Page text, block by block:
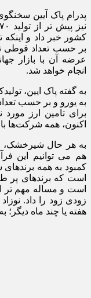
پدرام پاک آیین
کشور خبر داد و
بر حسب تعداد قوطی
عرضه آن با بازار
انجام خواهد شد.
به گفته پاک ایین،
به یورو و بر حسب
برای تامین ارز
اکنون، همه شرکت‌ها
به هر حال شیرخشک،
هم می توانیم این
کمبود به همه
است که برندهای پر
است و مساله مهم تر
زودی زود را داد.
هفته یا چند ماه دیگر؛